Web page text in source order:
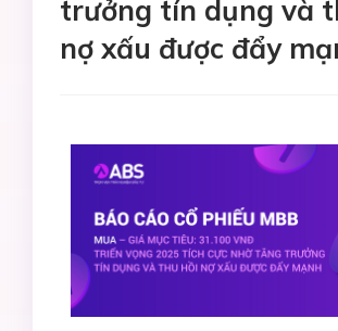
trưởng tín dụng và
nợ xấu được đẩy